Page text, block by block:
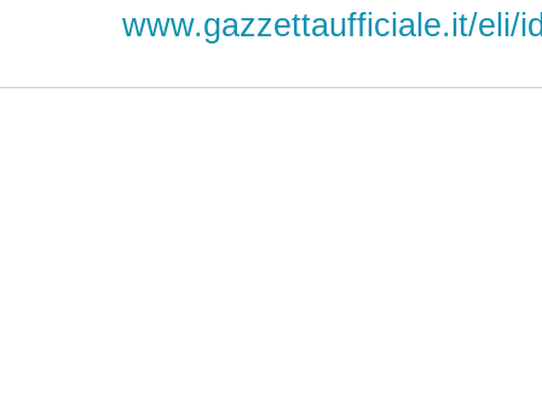
www.gazzettaufficiale.it/eli/